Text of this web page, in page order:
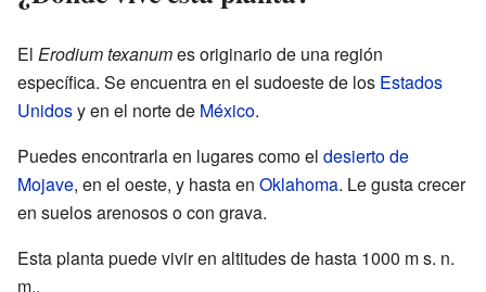
El Erodium texanumes originario de una región
específica. Se encuentra en el sudoeste de los Estados
Unidosy en el norte de México.
Puedes encontrarla en lugares como el desierto de
Mojave, en el oeste, y hasta en Oklahoma. Le gusta crecer
en suelos arenosos o con grava.
Esta planta puede vivir en altitudes de hasta 1000 m s. n.
m..